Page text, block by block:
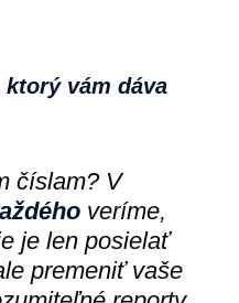
vám dáva
číslam? V
veríme,
je len posielať
premeniť vaše